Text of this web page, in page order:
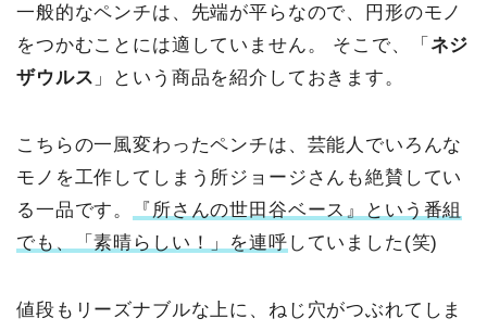
一般的なペンチは、先端が平らなので、円形のモノ
をつかむことには適していません。
そこで、「 ネジ
ザウルス 」という商品を紹介しておきます。
こちらの一風変わったペンチは、芸能人でいろんな
モノを工作してしまう所ジョージさんも絶賛してい
る一品です。
『所さんの世田谷ベース』という番組
でも、「素晴らしい！」を連呼 していました(笑)
値段もリーズナブルな上に、ねじ穴がつぶれてしま